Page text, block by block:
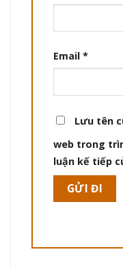
Email *
Lưu tên
web trong
luận kế tiếp